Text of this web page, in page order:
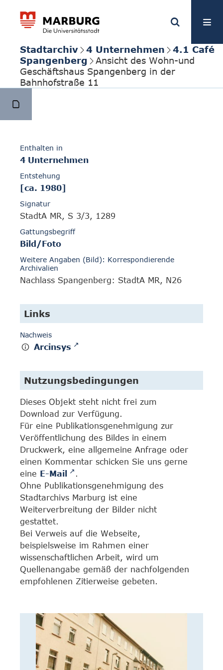
Stadtarchiv 4 Unternehmen
4.1 Café
Spangenberg
Ansicht des Wohn-und
Geschäftshaus Spangenberg in der
Bahnhofstraße 11
Enthalten in
4 Unternehmen
Entstehung
[ca. 1980]
Signatur
StadtA MR, S 3/3, 1289
Gattungsbegriff
Bild/Foto
Weitere Angaben (Bild): Korrespondierende
Archivalien
Nachlass Spangenberg: StadtA MR, N26
Links
Nachweis
Arcinsys
Nutzungsbedingungen
Dieses Objekt steht nicht frei zum
Download zur Verfügung.
Für eine Publikationsgenehmigung zur
Veröffentlichung des Bildes in einem
Druckwerk, eine allgemeine Anfrage oder
einen Kommentar schicken Sie uns gerne
eine E-Mail
.
Ohne Publikationsgenehmigung des
Stadtarchivs Marburg ist eine
Weiterverbreitung der Bilder nicht
gestattet.
Bei Verweis auf die Webseite,
beispielsweise im Rahmen einer
wissenschaftlichen Arbeit, wird um
Quellenangabe gemäß der nachfolgenden
empfohlenen Zitierweise gebeten.